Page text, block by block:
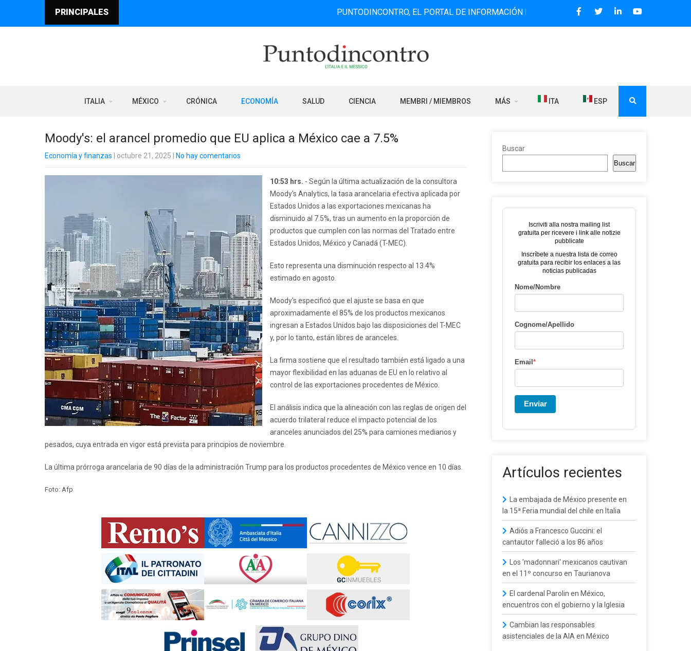
PRINCIPALES PUNTODINCONTRO, EL PORTAL DE INFORMACIÓN BILINGÜE QUE DESDE 2006 DIFUNDE NOTICIAS
ITALIA MÉXICO CRÓNICA ECONOMÍA SALUD CIENCIA MEMBRI / MIEMBROS MÁS ITA ESP
Moody's: el arancel promedio que EU aplica a México cae a 7.5%
Economía y finanzas | octubre 21, 2025 No hay comentarios
10:53 hrs. - Según la última actualización de la consultora
Moody's Analytics, la tasa arancelaria efectiva aplicada por
Estados Unidos a las exportaciones mexicanas ha
disminuido al 7.5%, tras un aumento en la proporción de
productos que cumplen con las normas del Tratado entre
Estados Unidos, México y Canadá (T-MEC).
Esto representa una disminución respecto al 13.4%
estimado en agosto.
Moody's especificó que el ajuste se basa en que
aproximadamente el 85% de los productos mexicanos
ingresan a Estados Unidos bajo las disposiciones del T-MEC
y, por lo tanto, están libres de aranceles.
La firma sostiene que el resultado también está ligado a una
mayor flexibilidad en las aduanas de EU en lo relativo al
control de las exportaciones procedentes de México.
El análisis indica que la alineación con las reglas de origen del
acuerdo trilateral reduce el impacto potencial de los
aranceles anunciados del 25% para camiones medianos y
pesados, cuya entrada en vigor está prevista para principios de noviembre.
La última prórroga arancelaria de 90 días de la administración Trump para los productos procedentes de México vence en 10 días.
Foto: Afp
Buscar
Buscar
Iscriviti alla nostra mailing list
gratuita per ricevere i link alle notizie
pubblicate
Inscríbete a nuestra lista de correo
gratuita para recibir los enlaces a las
noticias publicadas
Nome/Nombre
Cognome/Apellido
Email *
Enviar
Artículos recientes
La embajada de México presente en
la 15ª Feria mundial del chile en Italia
Adiós a Francesco Guccini: el
cantautor falleció a los 86 años
Los 'madonnari' mexicanos cautivan
en el 11º concurso en Taurianova
El cardenal Parolin en México,
encuentros con el gobierno y la Iglesia
Cambian las responsables
asistenciales de la AIA en México